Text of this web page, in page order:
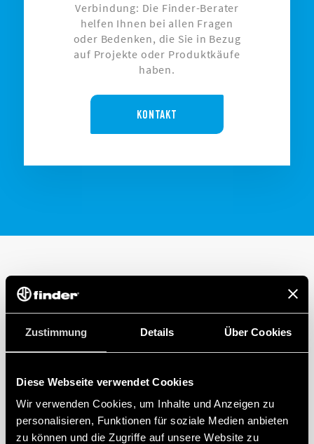
Zustimmung Details Über Cookies
Diese Webseite verwendet Cookies
Wir verwenden Cookies, um Inhalte und Anzeigen zu
personalisieren, Funktionen für soziale Medien anbieten
zu können und die Zugriffe auf unsere Website zu
Verbindung: Die Finder-Berater
helfen Ihnen bei allen Fragen
oder Bedenken, die Sie in Bezug
auf Projekte oder Produktkäufe
haben.
KONTAKT